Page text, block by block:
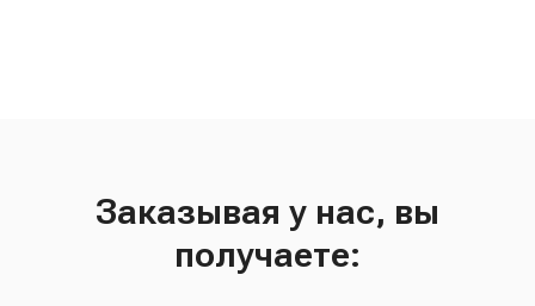
Заказывая у нас, вы
получаете: